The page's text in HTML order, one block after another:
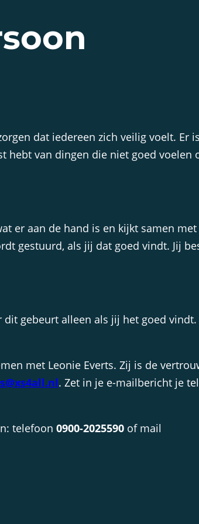
dat iedereen zich veilig voelt. Er
hebt van dingen die niet goed voelen
er aan de hand is en kijkt samen
gestuurd, als jij dat goed vindt. Jij
gebeurt alleen als jij het goed
met Leonie Everts. Zij is de
. Zet in je e-mailbericht je
telefoon 0900-2025590of mail